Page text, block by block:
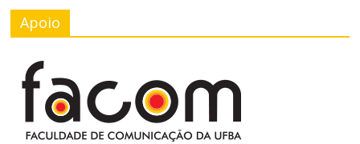
Apoio